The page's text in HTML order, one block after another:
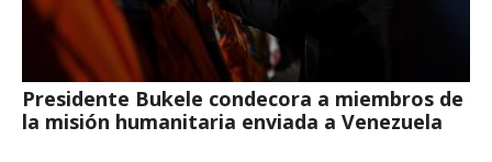
Presidente Bukele condecora a miembros de
la misión humanitaria enviada a Venezuela